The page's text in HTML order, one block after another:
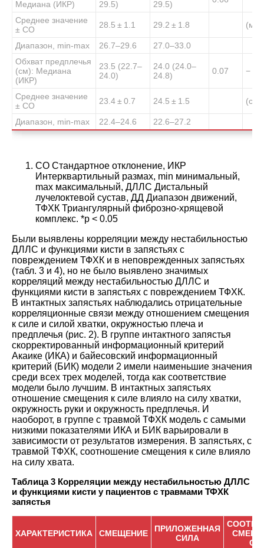
Медиана (ИКР) 29.5) 29.5)
Среднее значение
± СО
28.5 ± 1.1 29.2 ± 1.8 (
Диапазон, min-max 26.7–29.6
27.0–33.0
Обхват предплечья
(см): Медиана
(ИКР)
23.5 (22.7–
24.0)
24.0 (24.0–
24.8)
0.07 −
Среднее значение
± СО
23.4 ± 0.7 24.5 ± 1.5 (
Диапазон, min-max 22.4–24.6 22.6–27.2
СО Стандартное отклонение, ИКР
Интерквартильный размах, min минимальный,
max максимальный, ДЛЛС Дистальный
лучелоктевой сустав, ДД Диапазон движений,
ТФХК Триангулярный фиброзно-хрящевой
комплекс. *p < 0.05
Были выявлены корреляции между нестабильностью
ДЛЛС и функциями кисти в запястьях с
повреждением ТФХК и в неповрежденных запястьях
(табл. 3 и 4), но не было выявлено значимых
корреляций между нестабильностью ДЛЛС и
функциями кисти в запястьях с повреждением ТФХК.
В интактных запястьях наблюдались отрицательные
корреляционные связи между отношением смещения
к силе и силой хватки, окружностью плеча и
предплечья (рис. 2). В группе интактного запястья
скорректированный информационный критерий
Акаике (ИКА) и байесовский информационный
критерий (БИК) модели 2 имели наименьшие значения
среди всех трех моделей, тогда как соответствие
модели было лучшим. В интактных запястьях
отношение смещения к силе влияло на силу хватки,
окружность руки и окружность предплечья. И
наоборот, в группе с травмой ТФХК модель с самыми
низкими показателями ИКА и БИК варьировали в
зависимости от результатов измерения. В запястьях, с
травмой ТФХК, соотношение смещения к силе влияло
на силу хвата.
Таблица 3 Корреляции между нестабильностью ДЛЛС
и функциями кисти у пациентов с травмами ТФХК
запястья
ХАРАКТЕРИСТИКА СМЕЩЕНИЕ
ПРИЛОЖЕННАЯ
СИЛА